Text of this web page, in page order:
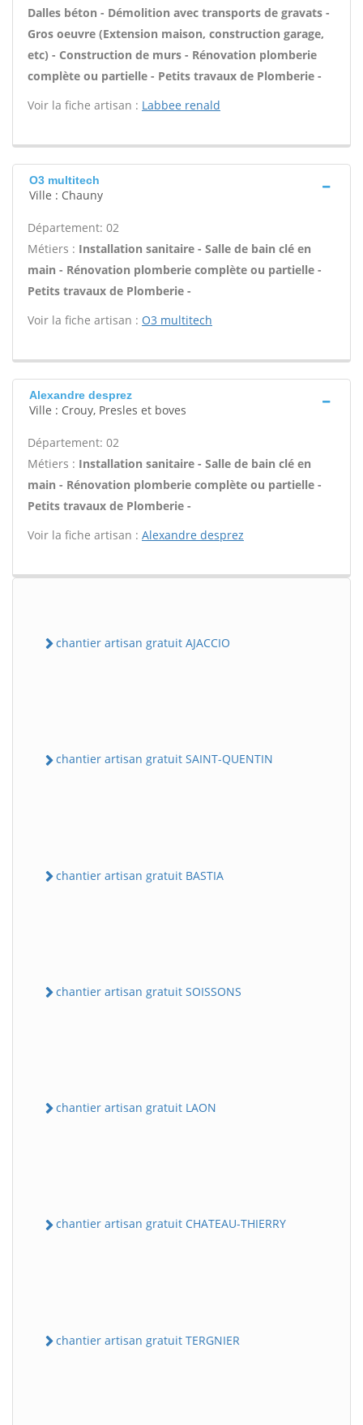
Dalles béton - Démolition avec transports de gravats -
Gros oeuvre (Extension maison, construction garage,
etc) - Construction de murs - Rénovation plomberie
complète ou partielle - Petits travaux de Plomberie -
Voir la fiche artisan : Labbee renald
O3 multitech
Ville : Chauny
Département: 02
Métiers : Installation sanitaire - Salle de bain clé en
main - Rénovation plomberie complète ou partielle -
Petits travaux de Plomberie -
Voir la fiche artisan : O3 multitech
Alexandre desprez
Ville : Crouy, Presles et boves
Département: 02
Métiers : Installation sanitaire - Salle de bain clé en
main - Rénovation plomberie complète ou partielle -
Petits travaux de Plomberie -
Voir la fiche artisan : Alexandre desprez
chantier artisan gratuit AJACCIO
chantier artisan gratuit SAINT-QUENTIN
chantier artisan gratuit BASTIA
chantier artisan gratuit SOISSONS
chantier artisan gratuit LAON
chantier artisan gratuit CHATEAU-THIERRY
chantier artisan gratuit TERGNIER